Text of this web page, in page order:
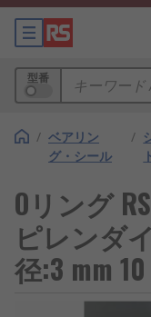
型番
/ ベアリン
グ・シール
/
Oリング
ピレンダ
径:3 mm